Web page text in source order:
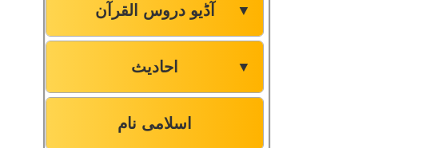
آڈیو دروس القرآن ▼
احادیث ▼
اسلامی نام